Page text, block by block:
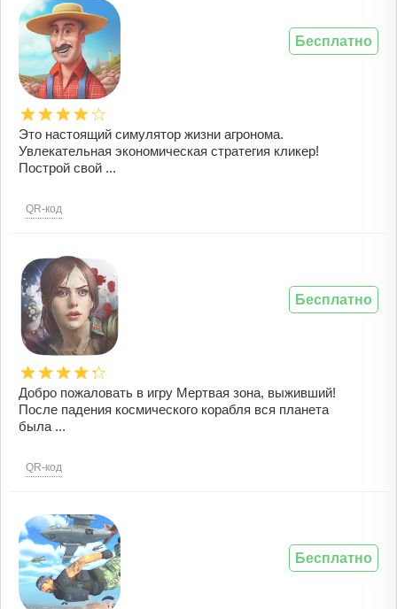
Это настоящий симулятор жизни агронома.
Увлекательная экономическая стратегия кликер!
Построй свой ...
QR-код
Бесплатно
Добро пожаловать в игру Мертвая зона, выживший!
После падения космического корабля вся планета
была ...
QR-код
Бесплатно
Бесплатно